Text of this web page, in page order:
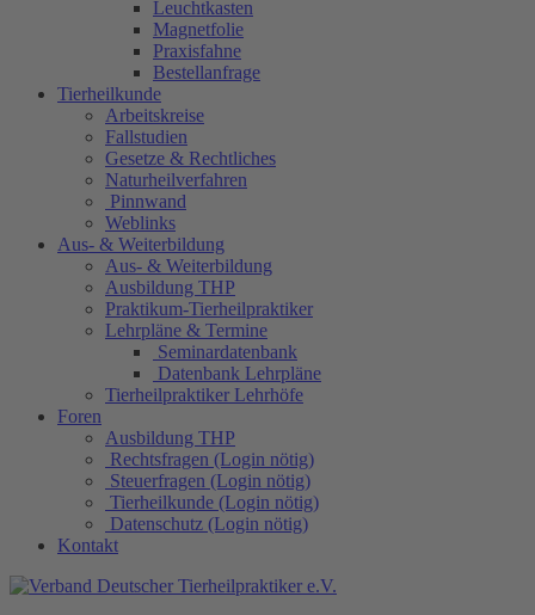
Leuchtkasten
Magnetfolie
Praxisfahne
Bestellanfrage
Tierheilkunde
Arbeitskreise
Fallstudien
Gesetze & Rechtliches
Naturheilverfahren
Pinnwand
Weblinks
Aus- & Weiterbildung
Aus- & Weiterbildung
Ausbildung THP
Praktikum-Tierheilpraktiker
Lehrpläne & Termine
Seminardatenbank
Datenbank Lehrpläne
Tierheilpraktiker Lehrhöfe
Foren
Ausbildung THP
Rechtsfragen (Login nötig)
Steuerfragen (Login nötig)
Tierheilkunde (Login nötig)
Datenschutz (Login nötig)
Kontakt